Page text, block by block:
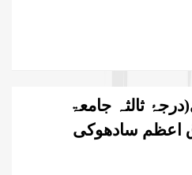
ثالثہ جامعۃ
اعظم سادھوکی